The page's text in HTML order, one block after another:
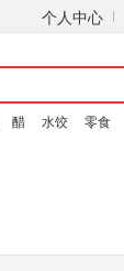
个人中心
醋 水饺 零食